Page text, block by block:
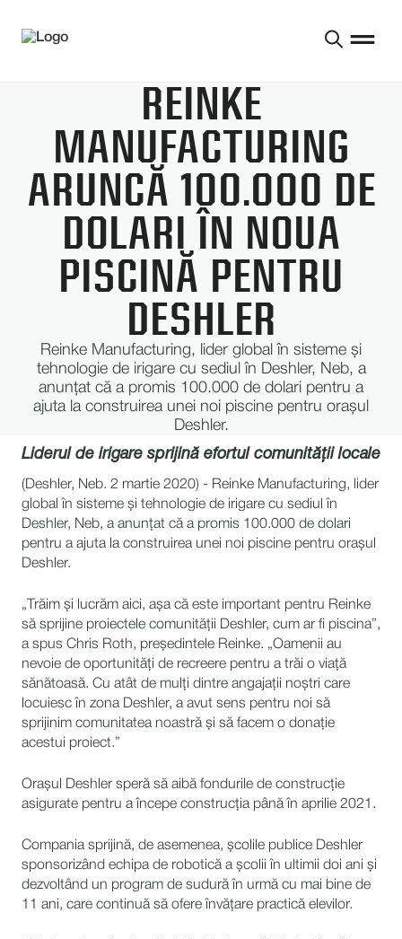
REINKE
MANUFACTURING
ARUNCĂ 100.000 DE
DOLARI ÎN NOUA
PISCINĂ PENTRU
DESHLER
Reinke Manufacturing, lider global în sisteme și
tehnologie de irigare cu sediul în Deshler, Neb, a
anunțat că a promis 100.000 de dolari pentru a
ajuta la construirea unei noi piscine pentru orașul
Deshler.
Liderul de irigare sprijină efortul comunității locale
(Deshler, Neb. 2 martie 2020) - Reinke Manufacturing, lider
global în sisteme și tehnologie de irigare cu sediul în
Deshler, Neb, a anunțat că a promis 100.000 de dolari
pentru a ajuta la construirea unei noi piscine pentru orașul
Deshler.
„Trăim și lucrăm aici, așa că este important pentru Reinke
să sprijine proiectele comunității Deshler, cum ar fi piscina”,
a spus Chris Roth, președintele Reinke. „Oamenii au
nevoie de oportunități de recreere pentru a trăi o viață
sănătoasă. Cu atât de mulți dintre angajații noștri care
locuiesc în zona Deshler, a avut sens pentru noi să
sprijinim comunitatea noastră și să facem o donație
acestui proiect.”
Orașul Deshler speră să aibă fondurile de construcție
asigurate pentru a începe construcția până în aprilie 2021.
Compania sprijină, de asemenea, școlile publice Deshler
sponsorizând echipa de robotică a școlii în ultimii doi ani și
dezvoltând un program de sudură în urmă cu mai bine de
11 ani, care continuă să ofere învățare practică elevilor.